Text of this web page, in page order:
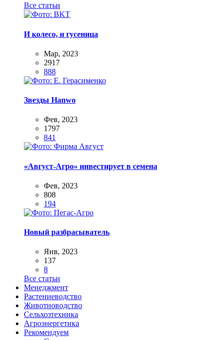
Все статьи
И колесо, и гусеница
Мар, 2023
2917
888
Звезды Hanwo
Фев, 2023
1797
841
«Август-Агро» инвестирует в семена
Фев, 2023
808
194
Новый разбрасыватель
Янв, 2023
137
8
Все статьи
Менеджмент
Растениеводство
Животноводство
Сельхозтехника
Агроэнергетика
Рекомендуем